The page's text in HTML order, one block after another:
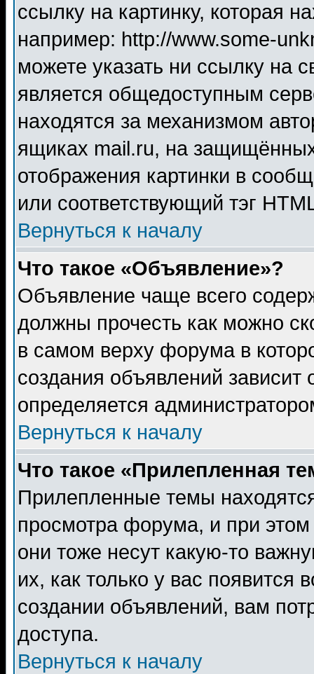
ссылку на картинку, которая
например: http://www.some-
можете указать ни ссылку на
является общедоступным
находятся за механизмом
ящиках mail.ru, на
отображения картинки в
или соответствующий тэг
Вернуться к началу
Что такое «Объявление»?
Объявление чаще всего
должны прочесть как можно
в самом верху форума в
создания объявлений зависит
определяется
Вернуться к началу
Что такое «Прилепленная
Прилепленные темы
просмотра форума, и при
они тоже несут какую-то
их, как только у вас появится
создании объявлений, вам
доступа.
Вернуться к началу